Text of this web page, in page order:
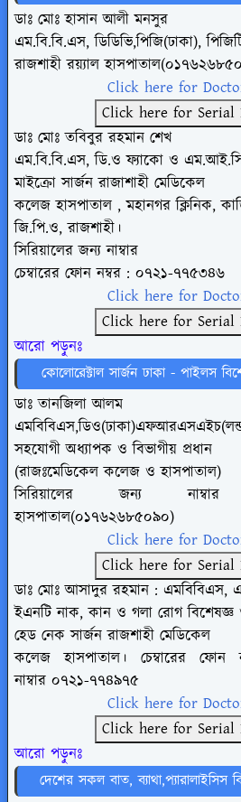
ডাঃ মোঃ হাসান আলী মনসুর
এম.বি.বি.এস, ডিডিভি,পিজি(ঢাকা),
রাজশাহী রয়্যাল
Click here for
Click here for Serial
ডাঃ মোঃ তবিবুর রহমান শেখ
এম.বি.বি.এস, ডি.ও ফ্যাকো ও
মাইক্রো সার্জন রাজাশাহী মেডিকেল
কলেজ হাসপাতাল , মহানগর ক্লিনিক,
জি.পি.ও, রাজশাহী।
সিরিয়ালের জন্য নাম্বার
চেম্বারের ফোন নম্বর : ০৭২১-৭৭৫৩৪৬
Click here for
Click here for Serial
আরো পড়ুনঃ
কোলোরেক্টাল সার্জন ঢাকা - পাইলস
ডাঃ তানজিলা আলম
সহযোগী অধ্যাপক ও বিভাগীয় প্রধান
(রাজঃমেডিকেল কলেজ ও হাসপাতাল)
সিরিয়ালের জন্য
হাসপাতাল(০১৭৬২৬৮৫০৯০)
Click here for
Click here for Serial
ডাঃ মোঃ আসাদুর রহমান : এমবিবিএস,
ইএনটি নাক, কান ও গলা রোগ বিশেষজ্ঞ
হেড নেক সার্জন রাজশাহী মেডিকেল
কলেজ হাসপাতাল। চেম্বারের
নাম্বার ০৭২১-৭৭৪৯৭৫
Click here for
Click here for Serial
আরো পড়ুনঃ
দেশের সকল বাত, ব্যাথা,প্যারালাইসিস